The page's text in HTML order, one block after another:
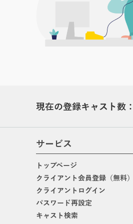
現在の登録キャスト数：
サービス
トップページ
クライアント会員登録（無料）
クライアントログイン
パスワード再設定
キャスト検索